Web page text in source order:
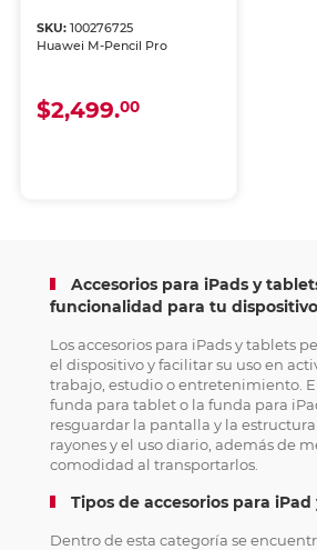
SKU:100276725
Huawei M-Pencil Pro
$2,499.00
Accesorios para iPads y
funcionalidad para tu dispositivo
Los accesorios para iPads y tablets
el dispositivo y facilitar su uso en
trabajo, estudio o entretenimiento.
funda para tablet o la funda para
resguardar la pantalla y la
rayones y el uso diario, además de
comodidad al transportarlos.
Tipos de accesorios para
Dentro de esta categoría se